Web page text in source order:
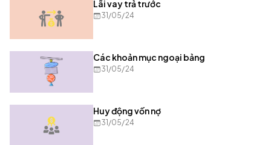
Lãi vay trả trước
31/05/24
Các khoản mục ngoại bảng
31/05/24
Huy động vốn nợ
31/05/24